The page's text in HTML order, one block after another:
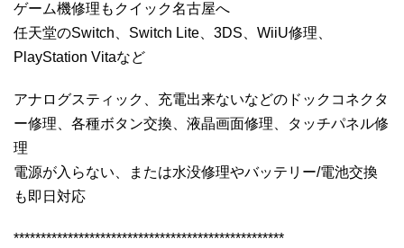
ゲーム機修理もクイック名古屋へ
任天堂のSwitch、Switch Lite、3DS、WiiU修理、
PlayStation Vitaなど
アナログスティック、充電出来ないなどのドックコネクタ
ー修理、各種ボタン交換、液晶画面修理、タッチパネル修
理
電源が入らない、または水没修理やバッテリー/電池交換
も即日対応
**************************************************